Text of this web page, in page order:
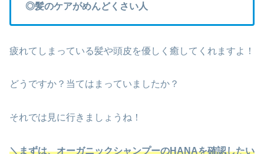
◎髪のケアがめんどくさい人
疲れてしまっている髪や頭皮を優しく癒してくれますよ！
どうですか？当てはまっていましたか？
それでは見に行きましょうね！
＼まずは、オーガニックシャンプーのHANAを確認したい